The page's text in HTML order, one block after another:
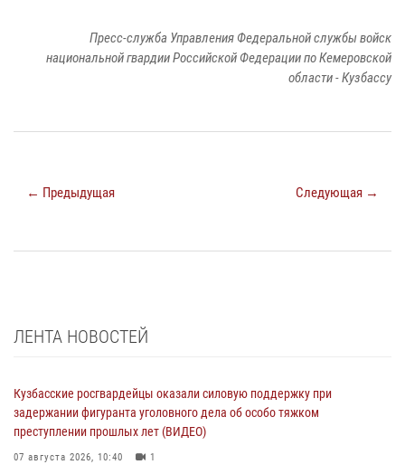
Пресс-служба Управления Федеральной службы войск
национальной гвардии Российской Федерации по Кемеровской
области - Кузбассу
← Предыдущая Следующая →
ЛЕНТА НОВОСТЕЙ
Кузбасские росгвардейцы оказали силовую поддержку при
задержании фигуранта уголовного дела об особо тяжком
преступлении прошлых лет (ВИДЕО)
07 августа 2026, 10:40 1